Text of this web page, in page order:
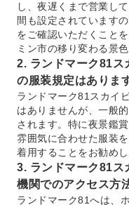
し、夜遅くまで営業し
間も設定されています
をご確認いただくこと
ミン市の移り変わる景
2. ランドマーク81ス
の服装規定はありま
ランドマーク81スカイ
はありませんが、一般
されます。特に夜景鑑
雰囲気に合わせた服装
着用することをお勧めし
3. ランドマーク81ス
機関でのアクセス方
ランドマーク81へは、